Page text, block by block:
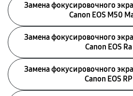
Замена фокусировочного
Canon EOS M50
Замена фокусировочного
Canon EOS Ra
Замена фокусировочного
Canon EOS RP